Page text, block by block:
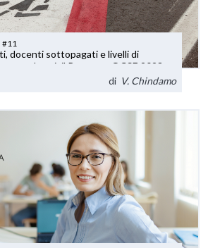
Appunti per la scuola #11
docenti sottopagati e livelli di
bassi: il Rapporto OCSE 2023
di V. Chindamo